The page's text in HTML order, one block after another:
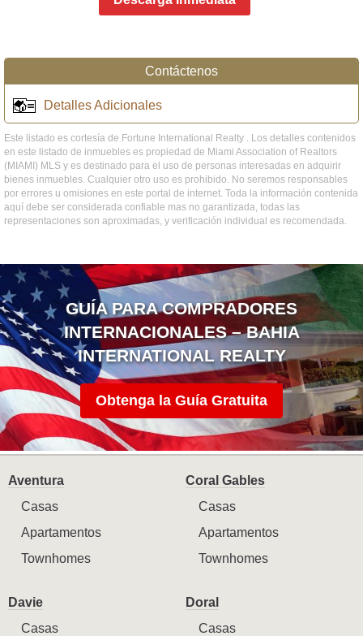
Contáctenos
Detalles Adicionales
Este listado es cortesía de Fortune International Realty . Los detalles contenidos
en este listado de inmuebles es propiedad de Miami Association of Realtors
(MIAMI) MLS y es destinado para el uso de personas interesadas en adquirir
bienes inmuebles. Cualquier otro uso es prohibido. No seremos responsables
por errores u omisiones en este portal de internet. Toda la información contenida
aquí debe ser considerada confiable mas no garantizada, todas las
representaciones son aproximadas, y verificación individual es recomendada.
GUÍA PARA COMPRADORES
INTERNACIONALES – BAHIA
INTERNATIONAL REALTY
Obtenga la Guía Gratuita
Aventura
Casas
Apartamentos
Townhomes
Coral Gables
Casas
Apartamentos
Townhomes
Davie
Casas
Doral
Casas